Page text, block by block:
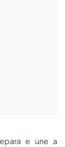
e une a